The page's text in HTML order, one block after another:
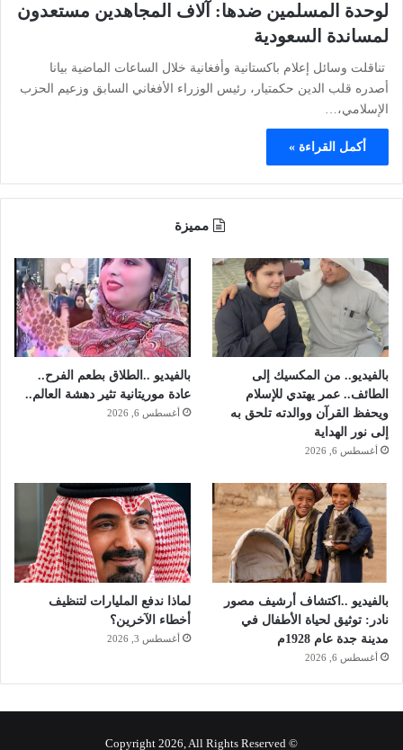
لوحدة المسلمين ضدها: آلاف المجاهدين مستعدون
لمساندة السعودية
تناقلت وسائل إعلام باكستانية وأفغانية خلال الساعات الماضية بيانا
أصدره قلب الدين حكمتيار، رئيس الوزراء الأفغاني السابق وزعيم الحزب
الإسلامي،…
أكمل القراءة »
مميزة
بالفيديو.. من المكسيك إلى
الطائف.. عمر يهتدي للإسلام
ويحفظ القرآن ووالدته تلحق به
إلى نور الهداية
أغسطس 6, 2026
بالفيديو ..الطلاق بطعم الفرح..
عادة موريتانية تثير دهشة العالم..
أغسطس 6, 2026
بالفيديو ..اكتشاف أرشيف مصور
نادر: توثيق لحياة الأطفال في
مدينة جدة عام 1928م
أغسطس 6, 2026
لماذا ندفع المليارات لتنظيف
أخطاء الآخرين؟
أغسطس 3, 2026
© Copyright 2026, All Rights Reserved